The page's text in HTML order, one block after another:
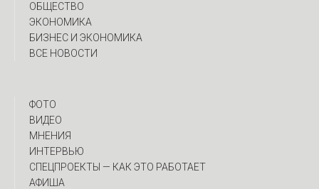
ОБЩЕСТВО
ЭКОНОМИКА
БИЗНЕС И ЭКОНОМИКА
ВСЕ НОВОСТИ
ФОТО
ВИДЕО
МНЕНИЯ
ИНТЕРВЬЮ
CПЕЦПРОЕКТЫ — КАК ЭТО РАБОТАЕТ
АФИША